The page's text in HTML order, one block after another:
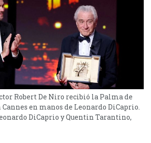
Robert De Niro recibió la Palma de
en manos de Leonardo DiCaprio.
DiCaprio y Quentin Tarantino,
arribaron al Festival de Cine de
Francesa, en el inicio de su 78.ª